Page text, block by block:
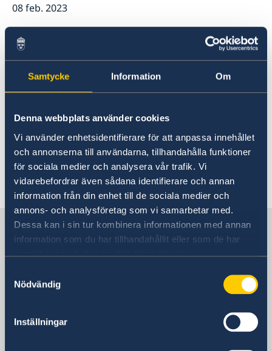
Samtycke Information Om
Denna webbplats använder cookies
Vi använder enhetsidentifierare för att anpassa innehållet
och annonserna till användarna, tillhandahålla funktioner
för sociala medier och analysera vår trafik. Vi
vidarebefordrar även sådana identifierare och annan
information från din enhet till de sociala medier och
annons- och analysföretag som vi samarbetar med.
Dessa kan i sin tur kombinera informationen med annan
information som du har tillhandahållit eller som de har
samlat in när du har använt deras tjänster.
Nödvändig
Inställningar
08 feb. 2023
Nya avgifter
22 jan. 2023
10 aug. 2022
VAL 2022
« 1 2 3 4 5 ... 10 11 »
Sverige i Turkiet
Besöksadress
Kavaklidere